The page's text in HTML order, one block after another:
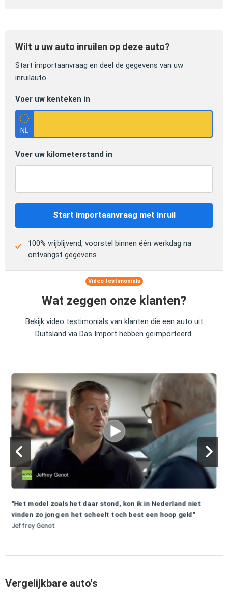
Wilt u uw auto inruilen op deze auto?
Start importaanvraag en deel de gegevens van uw
inruilauto.
Voer uw kenteken in
Voer uw kilometerstand in
Start importaanvraag met inruil
100% vrijblijvend, voorstel binnen één werkdag na
ontvangst gegevens.
Video testimonials
Wat zeggen onze klanten?
Bekijk video testimonials van klanten die een auto uit
Duitsland via Das Import hebben geïmporteerd.
"Het model zoals het daar stond, kon ik in Nederland niet
vinden zo jong en het scheelt toch best een hoop geld"
Jeffrey Genot
Vergelijkbare auto's